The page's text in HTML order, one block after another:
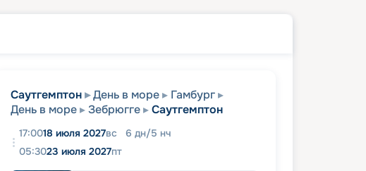
Саутгемптон День в море
Гамбург
День в море
Зебрюгге Саутгемптон
17:0018 июля 2027вс 6 дн/5 нч
05:3023 июля 2027пт